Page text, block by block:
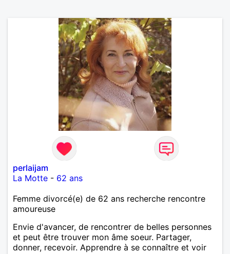
perlaijam
La Motte - 62 ans
Femme divorcé(e) de 62 ans recherche rencontre
amoureuse
Envie d'avancer, de rencontrer de belles personnes
et peut être trouver mon âme soeur. Partager,
donner, recevoir. Apprendre à se connaître et voir